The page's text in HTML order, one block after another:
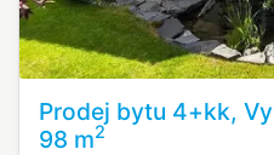
Prodej bytu 4+kk,
98 m2